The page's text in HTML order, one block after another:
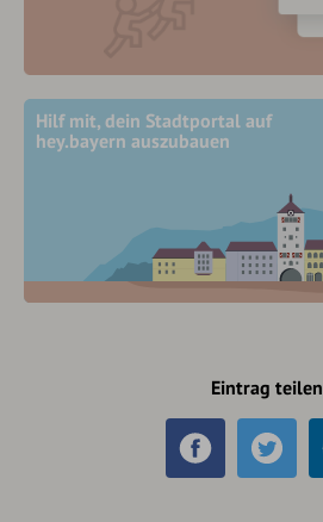
Hilf mit, dein Stadtportal auf
hey.bayern auszubauen
Eintrag teilen